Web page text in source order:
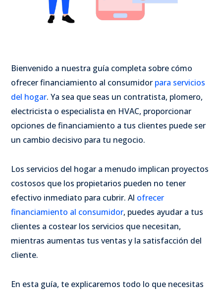
Bienvenido a nuestra guía completa sobre cómo
ofrecer financiamiento al consumidor para servicios
del hogar. Ya sea que seas un contratista, plomero,
electricista o especialista en HVAC, proporcionar
opciones de financiamiento a tus clientes puede ser
un cambio decisivo para tu negocio.
Los servicios del hogar a menudo implican proyectos
costosos que los propietarios pueden no tener
efectivo inmediato para cubrir. Al ofrecer
financiamiento al consumidor, puedes ayudar a tus
clientes a costear los servicios que necesitan,
mientras aumentas tus ventas y la satisfacción del
cliente.
En esta guía, te explicaremos todo lo que necesitas